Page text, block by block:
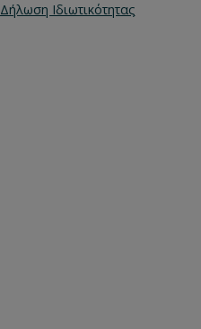
Δήλωση Ιδιωτικότητας